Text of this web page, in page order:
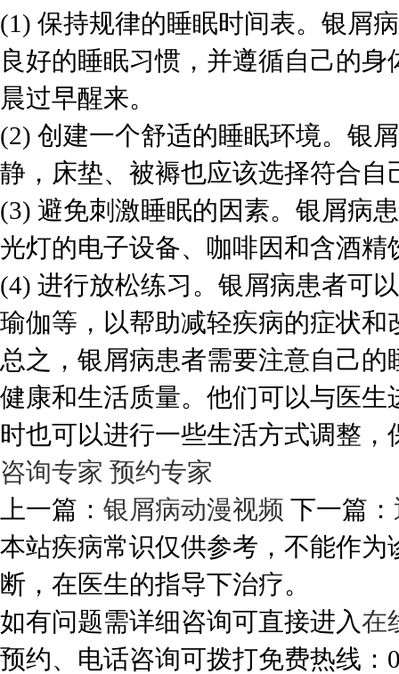
(1) 保持规律的睡眠时间表。银屑
良好的睡眠习惯，并遵循自己的
晨过早醒来。
(2) 创建一个舒适的睡眠环境。银
静，床垫、被褥也应该选择符合自
(3) 避免刺激睡眠的因素。银屑病
光灯的电子设备、咖啡因和含酒精
(4) 进行放松练习。银屑病患者可
瑜伽等，以帮助减轻疾病的症状和
总之，银屑病患者需要注意自己
健康和生活质量。他们可以与医
时也可以进行一些生活方式调整
咨询专家 预约专家
上一篇： 银屑病动漫视频 下一篇：
本站疾病常识仅供参考，不能作
断，在医生的指导下治疗。
如有问题需详细咨询可直接进入在
预约、电话咨询可拨打免费热线：